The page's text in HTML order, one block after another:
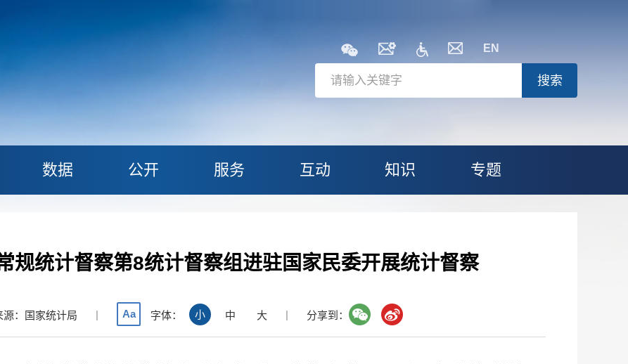
EN
搜索
数据 公开 服务 互动 知识 专题
规统计督察第8统计督察组进驻国家民委开展统计督察
源：国家统计局 | Aa 字体： 小 中 大 | 分享到：